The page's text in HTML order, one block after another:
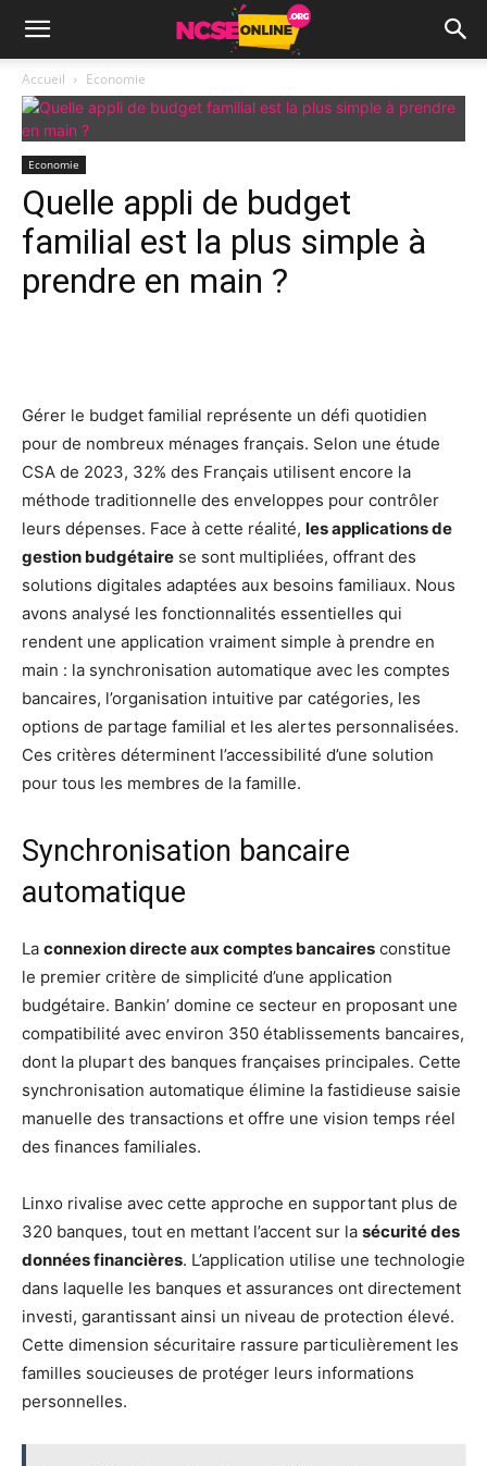
Accueil Economie
Economie
Quelle appli de budget
familial est la plus simple à
prendre en main ?
Gérer le budget familial représente un défi quotidien
pour de nombreux ménages français. Selon une étude
CSA de 2023, 32% des Français utilisent encore la
méthode traditionnelle des enveloppes pour contrôler
leurs dépenses. Face à cette réalité, les applications de
gestion budgétaire se sont multipliées, offrant des
solutions digitales adaptées aux besoins familiaux. Nous
avons analysé les fonctionnalités essentielles qui
rendent une application vraiment simple à prendre en
main : la synchronisation automatique avec les comptes
bancaires, l’organisation intuitive par catégories, les
options de partage familial et les alertes personnalisées.
Ces critères déterminent l’accessibilité d’une solution
pour tous les membres de la famille.
Synchronisation bancaire
automatique
La connexion directe aux comptes bancaires constitue
le premier critère de simplicité d’une application
budgétaire. Bankin’ domine ce secteur en proposant une
compatibilité avec environ 350 établissements bancaires,
dont la plupart des banques françaises principales. Cette
synchronisation automatique élimine la fastidieuse saisie
manuelle des transactions et offre une vision temps réel
des finances familiales.
Linxo rivalise avec cette approche en supportant plus de
320 banques, tout en mettant l’accent sur la sécurité des
données financières. L’application utilise une technologie
dans laquelle les banques et assurances ont directement
investi, garantissant ainsi un niveau de protection élevé.
Cette dimension sécuritaire rassure particulièrement les
familles soucieuses de protéger leurs informations
personnelles.